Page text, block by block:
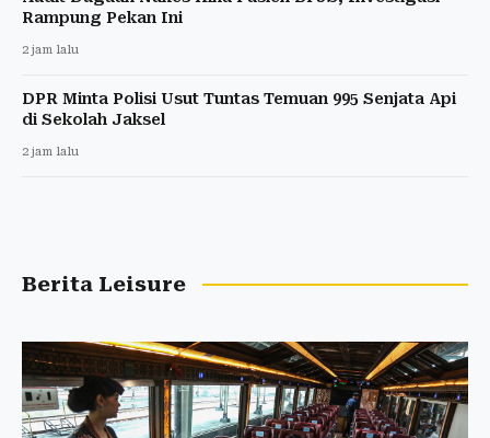
Rampung Pekan Ini
2 jam lalu
DPR Minta Polisi Usut Tuntas Temuan 995 Senjata Api
di Sekolah Jaksel
2 jam lalu
Berita Leisure